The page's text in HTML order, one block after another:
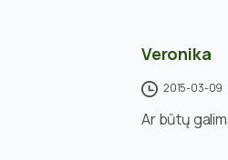
Veronika
2015-03-09
Ar būtų